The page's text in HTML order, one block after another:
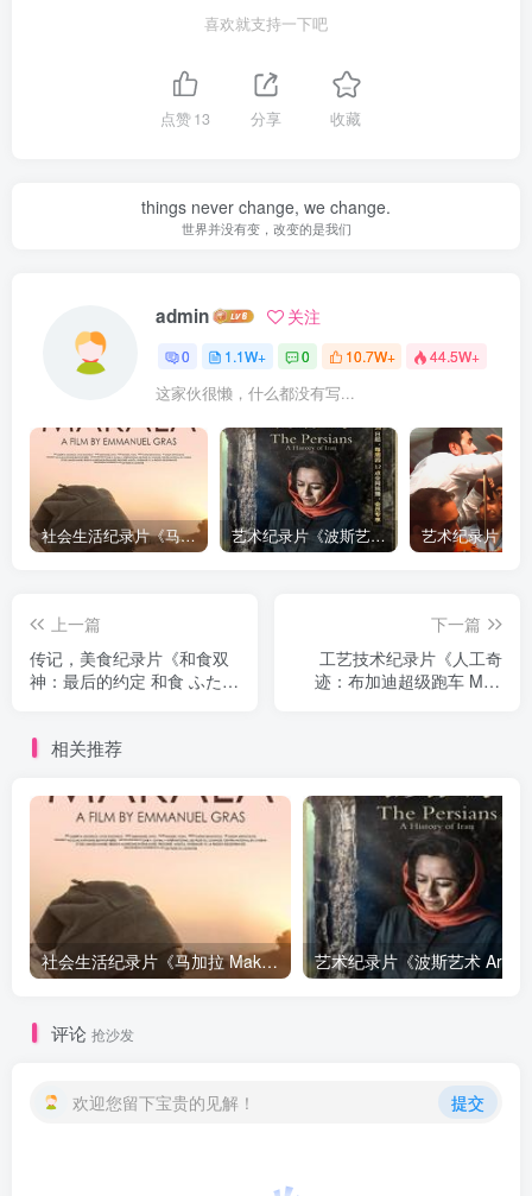
喜欢就支持一下吧
点赞13 分享 收藏
things never change, we change.
世界并没有变，改变的是我们
admin 关注
0 1.1W+ 0 10.7W+ 44.5W+
这家伙很懒，什么都没有写...
社会生活纪录片《马加拉 Makala》下载 艺术纪录片《波斯艺术 Art of Persia》下载
上一篇
传记，美食纪录片《和食双
神：最后的约定 和食 ふたり
下一篇
工艺技术纪录片《人工奇
迹：布加迪超级跑车 Man
相关推荐
社会生活纪录片《马加拉 Makala》下载
评论 抢沙发
欢迎您留下宝贵的见解！ 提交